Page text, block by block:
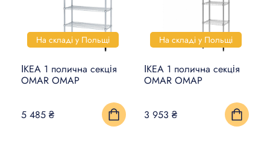
На складі у Польщі
ІКЕА 1 полична секція
OMAR ОМАР
5 485 ₴
На складі у Польщі
ІКЕА 1 полична секція
OMAR ОМАР
3 953 ₴